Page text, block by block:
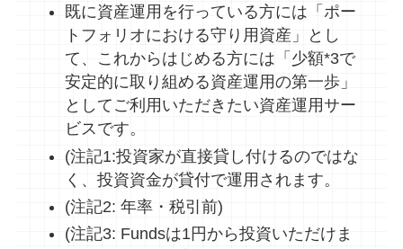
既に資産運用を行っている方には「ポー
トフォリオにおける守り用資産」とし
て、これからはじめる方には「少額*3で
安定的に取り組める資産運用の第一歩」
としてご利用いただきたい資産運用サー
ビスです。
(注記1:投資家が直接貸し付けるのではな
く、投資資金が貸付で運用されます。
(注記2: 年率・税引前)
(注記3: Fundsは1円から投資いただけま